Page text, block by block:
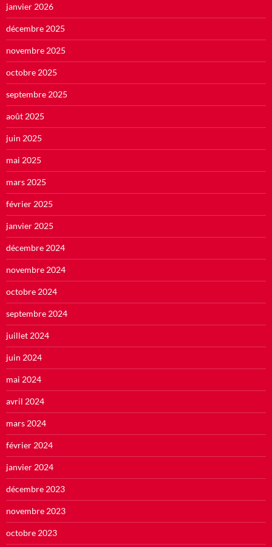
janvier 2026
décembre 2025
novembre 2025
octobre 2025
septembre 2025
août 2025
juin 2025
mai 2025
mars 2025
février 2025
janvier 2025
décembre 2024
novembre 2024
octobre 2024
septembre 2024
juillet 2024
juin 2024
mai 2024
avril 2024
mars 2024
février 2024
janvier 2024
décembre 2023
novembre 2023
octobre 2023